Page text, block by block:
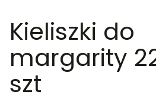
Kieliszki do
margarity
szt